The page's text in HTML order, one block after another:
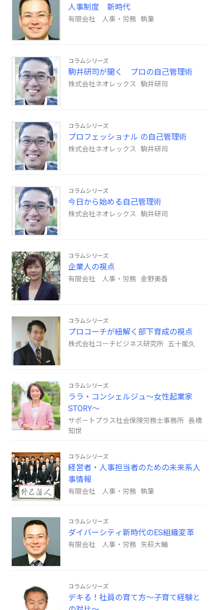
人事制度 新時代
有限会社 人事・労務 執筆
コラムシリーズ
駒井研司が聞く プロの自己管理術
株式会社ネオレックス 駒井研司
コラムシリーズ
プロフェッショナル の自己管理術
株式会社ネオレックス 駒井研司
コラムシリーズ
今日から始める自己管理術
株式会社ネオレックス 駒井研司
コラムシリーズ
企業人の視点
有限会社 人事・労務 金野美香
コラムシリーズ
プロコーチが紐解く部下育成の視点
株式会社コーチビジネス研究所 五十嵐久
コラムシリーズ
ララ・コンシェルジュ～女性起業家
STORY～
サポートプラス社会保険労務士事務所 長橋
知世
コラムシリーズ
経営者・人事担当者のための未来系人
事情報
有限会社 人事・労務 執筆
コラムシリーズ
ダイバーシティ新時代のES組織変革
有限会社 人事・労務 矢萩大輔
コラムシリーズ
デキる！社員の育て方～子育て経験と